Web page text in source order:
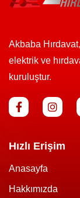
Akbaba
elektrik ve
kuruluştur.
Hızlı Erişim
Anasayfa
Hakkımızda